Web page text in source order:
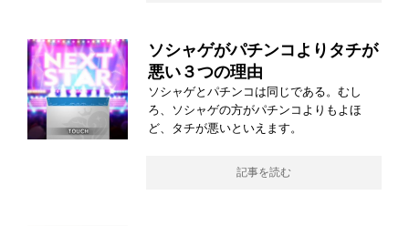
ソシャゲがパチンコよりタチが
悪い３つの理由
ソシャゲとパチンコは同じである。むし
ろ、ソシャゲの方がパチンコよりもよほ
ど、タチが悪いといえます。
記事を読む